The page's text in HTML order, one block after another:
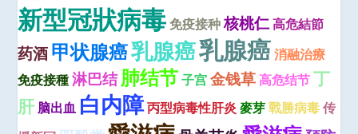
新型冠狀病毒 免疫接种 核桃仁高危結節
药酒甲状腺癌乳腺癌乳腺癌 消融治療
免疫接種 淋巴结肺结节 子宫 金钱草 高危结节 丁
肝 脑出血 白内障丙型病毒性肝炎 麥芽 戰勝病毒 传